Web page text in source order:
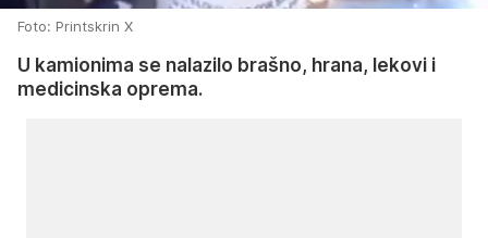
Foto: Printskrin X
U kamionima se nalazilo brašno, hrana, lekovi i
medicinska oprema.